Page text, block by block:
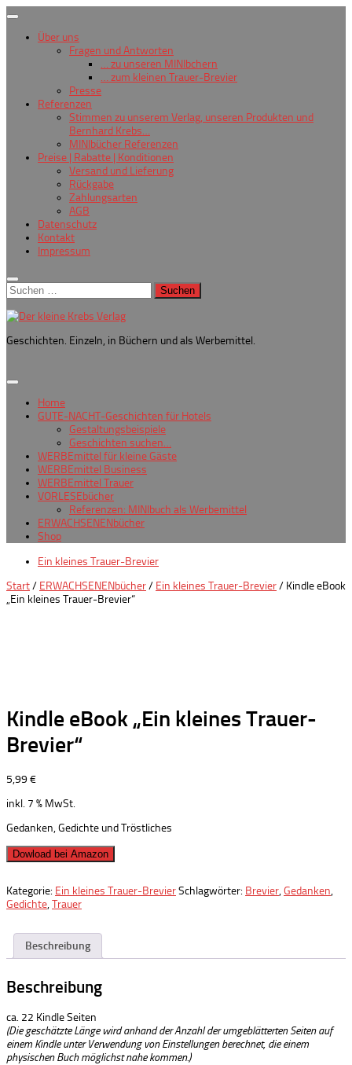
Zum
springenÜber uns
Fragen und Antworten
… zu unseren MINIbchern
… zum kleinen Trauer-Brevier
Presse
Referenzen
Stimmen zu unserem Verlag, unseren Produkten und
Bernhard Krebs…
MINIbücher Referenzen
Preise | Rabatte | Konditionen
Versand und Lieferung
Rückgabe
Zahlungsarten
AGB
Datenschutz
Kontakt
Impressum
Suchen
nach:
Geschichten. Einzeln, in Büchern und als Werbemittel.
Home
GUTE-NACHT-Geschichten für Hotels
Gestaltungsbeispiele
Geschichten suchen…
WERBEmittel für kleine Gäste
WERBEmittel Business
WERBEmittel Trauer
VORLESEbücher
Referenzen: MINIbuch als Werbemittel
ERWACHSENENbücher
Shop
Ein kleines Trauer-Brevier
Start/ ERWACHSENENbücher/ Ein kleines Trauer-Brevier/ Kindle eBook
„Ein kleines Trauer-Brevier“
Kindle eBook „Ein kleines Trauer-
Brevier“
5,99€
inkl. 7 % MwSt.
Gedanken, Gedichte und Tröstliches
Dowload bei Amazon
Kategorie: Ein kleines Trauer-BrevierSchlagwörter: Brevier,Gedanken,
Gedichte,Trauer
Beschreibung
Beschreibung
ca. 22 Kindle Seiten
(Die geschätzte Länge wird anhand der Anzahl der umgeblätterten Seiten auf
einem Kindle unter Verwendung von Einstellungen berechnet, die einem
physischen Buch möglichst nahe kommen.)